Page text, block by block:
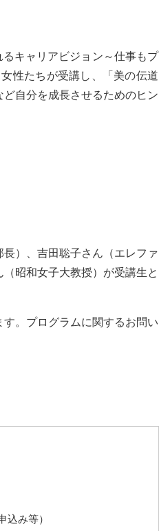
キャリアビジョン～仕事もプ
性たちが受講し、「美の伝道
自分を成長させるためのヒン
）、吉田聡子さん（エレファ
昭和女子大教授）が受講生と
。プログラムに関するお問い
み等）